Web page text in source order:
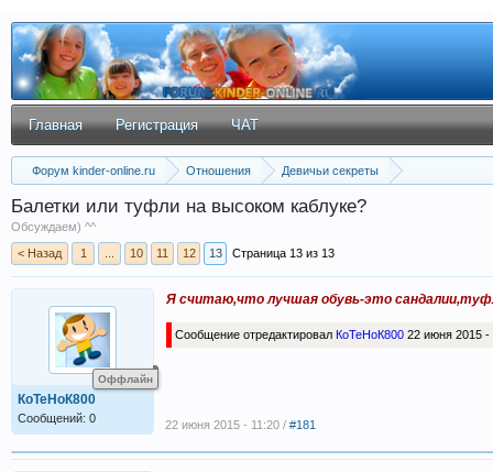
Главная Регистрация ЧАТ
Форум kinder-online.ru Отношения Девичьи секреты
Балетки или туфли на высоком каблуке?
Обсуждаем) ^^
< Назад
1 10 11 12 13 Страница 13 из 13
Оффлайн
КоТеНоК800
Сообщений: 0
Я считаю,что лучшая обувь-это
Сообщение отредактировал КоТеНоК800 22 июня 2015 -
22 июня 2015 - 11:20 / #181